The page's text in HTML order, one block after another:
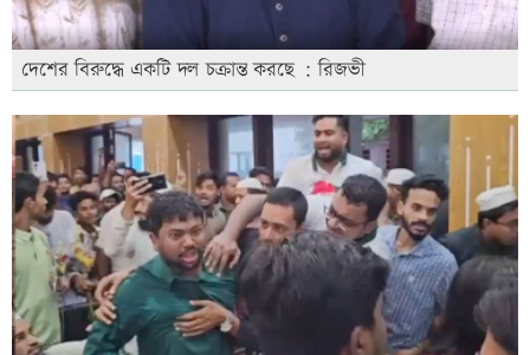
দেশের বিরুদ্ধে একটি দল চক্রান্ত করছে : রিজভী